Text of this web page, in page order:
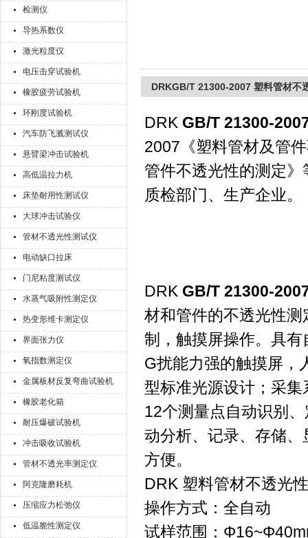
检测仪
导热系数仪
激光粒度仪
电压击穿试验机
橡胶疲劳试验机
环刚度试验机
汽车防飞溅测试仪
悬臂梁冲击试验机
高低温拉力机
床垫耐用性测试仪
大球冲击试验仪
管材不透光性测试仪
电动缺口拉床
门尼粘度测试仪
水蒸气吸附性测定仪
热变形维卡测定仪
界面张力仪
氧指数测定仪
金属板材反复弯曲试验机
橡胶老化箱
耐压爆破试验机
冲击吸收试验机
管材不透光率测定仪
阿克隆磨耗机
压缩应力松弛仪
低温脆性测定仪
DRKGB/T 21300-2007 塑料管材不
DRK GB/T 21300-
2007《塑料管材及管
管件不透光性的测定
质检部门、生产企业。
DRK GB/T 21300-
材和管件的不透光性
制，触摸屏操作。具
G扰能力强的触摸屏，
型标准光源设计；采
12个测量点自动识别
动分析、记录、存储
方便。
DRK 塑料管材不透光
操作方式：全自动
试样范围：